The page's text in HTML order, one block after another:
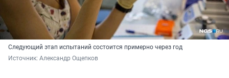
Следующий этап испытаний состоится примерно через год
Источник: Александр Ощепков